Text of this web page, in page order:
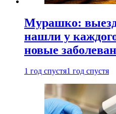
Мурашко:
нашли у
новые
1 год спустя1 год спустя